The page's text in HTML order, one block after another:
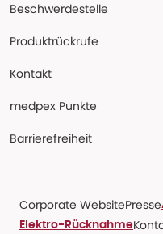
Beschwerdestelle
Produktrückrufe
Kontakt
medpex Punkte
Barrierefreiheit
Corporate WebsitePresse
Elektro-Rücknahme